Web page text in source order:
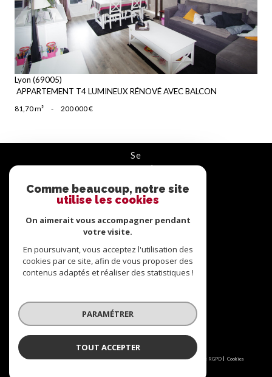
Lyon (69005)
APPARTEMENT T4 LUMINEUX RÉNOVÉ AVEC BALCON
81,70 m² - 200 000 €
se
connecter
ESPACE PROPRIÉTAIRE
nous
suivre
adhérons
© 2026 | Tous droits réservés | Traduction powered by Google |
Nos honoraires
Plan du site Mentions légales Admin Partenaires Politique RGPD Cookies
Comme beaucoup, notre site
utilise les cookies
On aimerait vous accompagner pendant
votre visite.
En poursuivant, vous acceptez l'utilisation des
cookies par ce site, afin de vous proposer des
contenus adaptés et réaliser des statistiques !
PARAMÉTRER
TOUT ACCEPTER